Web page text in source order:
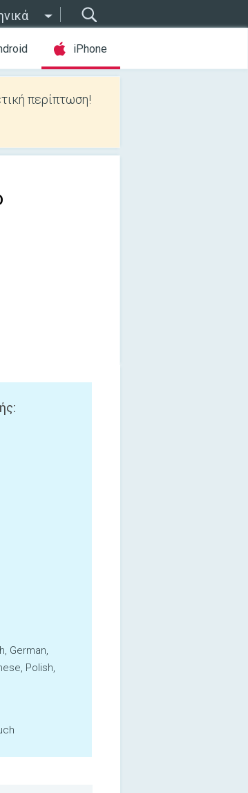
iPhone
περίπτωση!
German,
Polish,